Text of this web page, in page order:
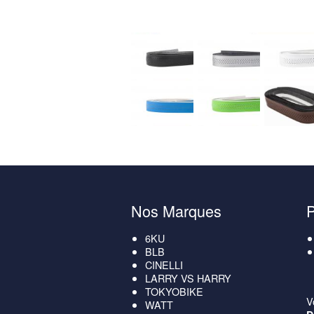
Nos Marques
6KU
BLB
CINELLI
LARRY VS HARRY
TOKYOBIKE
WATT